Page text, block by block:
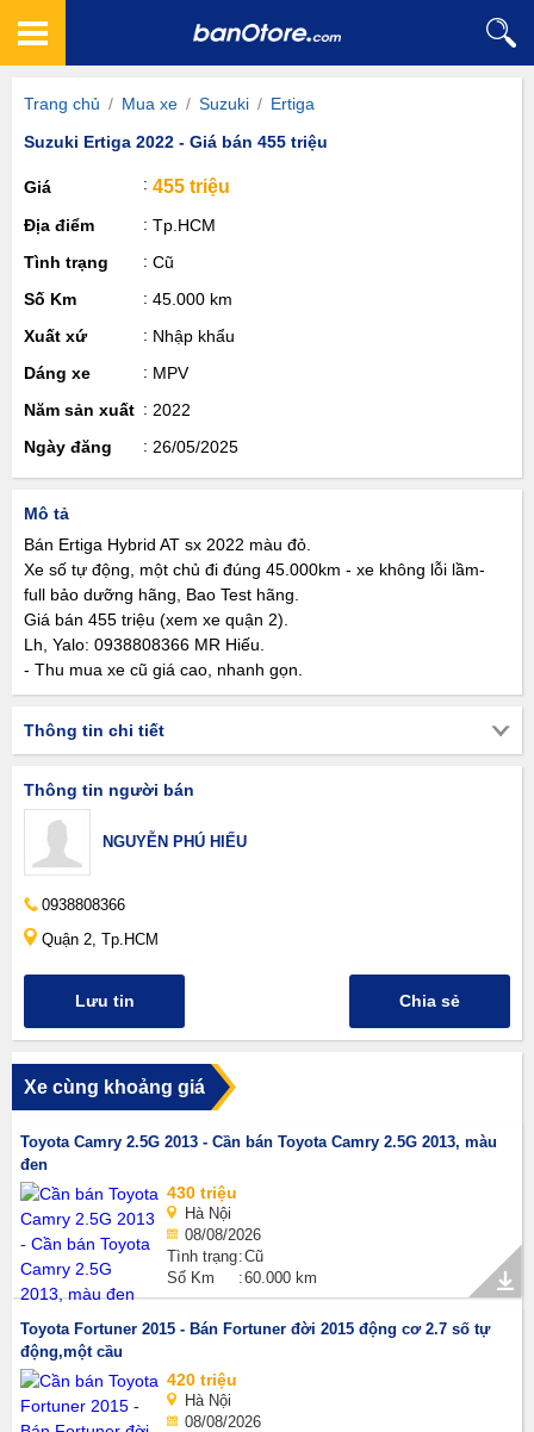
Trang chủ / Mua xe / Suzuki / Ertiga
Suzuki Ertiga 2022 - Giá bán 455 triệu
Giá 455 triệu
Địa điểm
Tp.HCM
Tình trạng
Cũ
Số Km
45.000 km
Xuất xứ
Nhập khẩu
Dáng xe
MPV
Năm sản xuất
2022
Ngày đăng
26/05/2025
Mô tả
Bán Ertiga Hybrid AT sx 2022 màu đỏ.
Xe số tự động, một chủ đi đúng 45.000km - xe không lỗi lầm-
full bảo dưỡng hãng, Bao Test hãng.
Giá bán 455 triệu (xem xe quận 2).
Lh, Yalo: 0938808366 MR Hiếu.
- Thu mua xe cũ giá cao, nhanh gọn.
Thông tin chi tiết
Thông tin người bán
NGUYỄN PHÚ HIẾU
0938808366
Quận 2, Tp.HCM
Lưu tin Chia sẻ
Xe cùng khoảng giá
Toyota Camry 2.5G 2013 - Cần bán Toyota Camry 2.5G 2013, màu
đen
430 triệu
Hà Nội
08/08/2026
Tình trạng Cũ
Số Km
60.000 km
Toyota Fortuner 2015 - Bán Fortuner đời 2015 động cơ 2.7 số tự
động,một cầu
420 triệu
Hà Nội
08/08/2026